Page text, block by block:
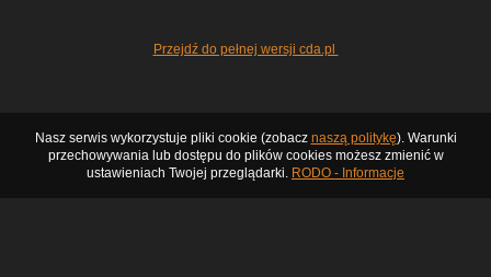
Przejdź do pełnej wersji cda.pl
Nasz serwis wykorzystuje pliki cookie (zobacz naszą politykę). Warunki
przechowywania lub dostępu do plików cookies możesz zmienić w
ustawieniach Twojej przeglądarki. RODO - Informacje